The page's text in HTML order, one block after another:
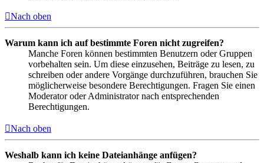
Nach oben
Warum kann ich auf bestimmte Foren nicht zugreifen?
Manche Foren können bestimmten Benutzern oder Gruppen
vorbehalten sein. Um diese einzusehen, Beiträge zu lesen, zu
schreiben oder andere Vorgänge durchzuführen, brauchen Sie
möglicherweise besondere Berechtigungen. Fragen Sie einen
Moderator oder Administrator nach entsprechenden
Berechtigungen.
Nach oben
Weshalb kann ich keine Dateianhänge anfügen?